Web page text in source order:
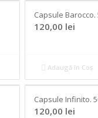
Capsule Barocco.
120,00 lei
Adaugă în Coș
Capsule Infinito.
120,00 lei